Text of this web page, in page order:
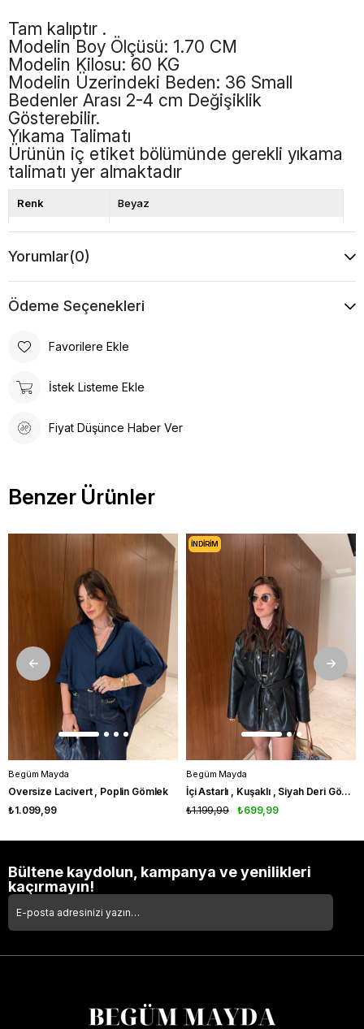
Tam kalıptır .
Modelin Boy Ölçüsü: 1.70 CM
Modelin Kilosu: 60 KG
Modelin Üzerindeki Beden: 36 Small
Bedenler Arası 2-4 cm Değişiklik
Gösterebilir.
Yıkama Talimatı
Ürünün iç etiket bölümünde gerekli yıkama
talimatı yer almaktadır
Renk Beyaz
Kalıp Bol Kalıp
Boy
Desen Düz
Yorumlar(0)
Ödeme Seçenekleri
Favorilere Ekle
İstek Listeme Ekle
Fiyat Düşünce Haber Ver
Benzer Ürünler
Begüm Mayda
Oversize Lacivert , Poplin Gömlek
₺1.099,99
Begüm Mayda
İçi Astarlı , Kuşaklı , Siyah Deri Gömlek
₺699,99
₺1.199,99
İNDIRIM
Bültene kaydolun, kampanya ve yenilikleri
kaçırmayın!